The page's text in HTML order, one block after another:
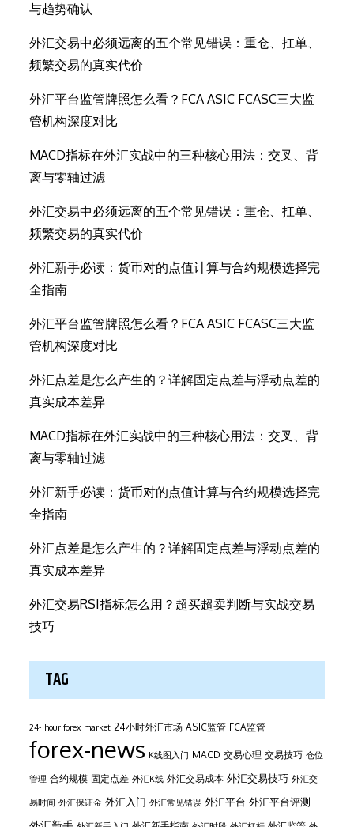
与趋势确认
外汇交易中必须远离的五个常见错误：重仓、扛单、
频繁交易的真实代价
外汇平台监管牌照怎么看？FCA ASIC FCASC三大监
管机构深度对比
MACD指标在外汇实战中的三种核心用法：交叉、背
离与零轴过滤
外汇交易中必须远离的五个常见错误：重仓、扛单、
频繁交易的真实代价
外汇新手必读：货币对的点值计算与合约规模选择完
全指南
外汇平台监管牌照怎么看？FCA ASIC FCASC三大监
管机构深度对比
外汇点差是怎么产生的？详解固定点差与浮动点差的
真实成本差异
MACD指标在外汇实战中的三种核心用法：交叉、背
离与零轴过滤
外汇新手必读：货币对的点值计算与合约规模选择完
全指南
外汇点差是怎么产生的？详解固定点差与浮动点差的
真实成本差异
外汇交易RSI指标怎么用？超买超卖判断与实战交易
技巧
TAG
24- hour forex market 24小时外汇市场 ASIC监管 FCA监管
forex-news K线图入门 MACD 交易心理 交易技巧 仓位
管理 合约规模 固定点差 外汇K线 外汇交易成本 外汇交易技巧 外汇交
易时间 外汇保证金 外汇入门 外汇常见错误 外汇平台 外汇平台评测